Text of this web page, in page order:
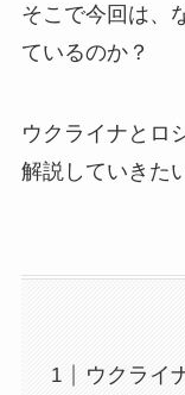
そこで今回は、
ているのか？
ウクライナとロ
解説していきた
ウクライ